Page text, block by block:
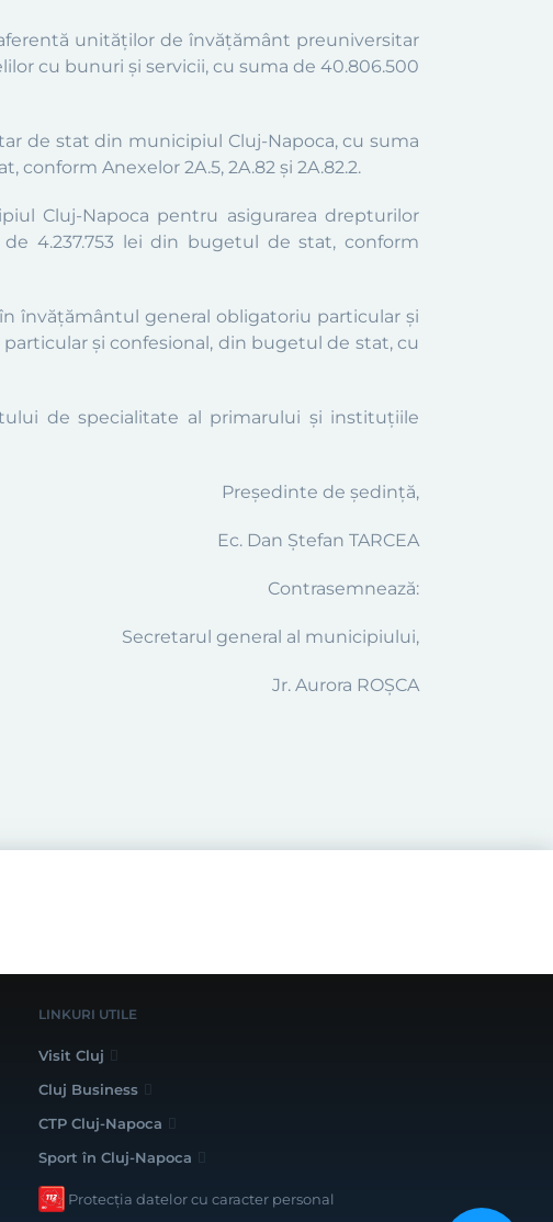
unităţilor de învăţământ preuniversitar
cu bunuri şi servicii, cu suma de 40.806.500
de stat din municipiul Cluj-Napoca, cu suma
conform Anexelor 2A.5, 2A.82 și 2A.82.2.
Cluj-Napoca pentru asigurarea drepturilor
4.237.753 lei din bugetul de stat, conform
învățământul general obligatoriu particular și
și confesional, din bugetul de stat, cu
de specialitate al primarului şi instituţiile
Preşedinte de şedinţă,
Ec. Dan Ștefan TARCEA
Contrasemnează:
Secretarul general al municipiului,
Jr. Aurora ROŞCA
LINKURI UTILE
Visit Cluj
Cluj Business
CTP Cluj-Napoca
Sport în Cluj-Napoca
Protecția datelor cu caracter personal